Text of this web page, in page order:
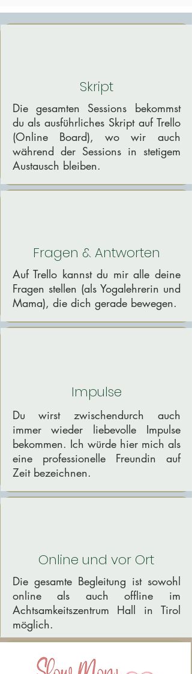
Skript
Die gesamten Sessions bekommst
du als ausführliches Skript auf Trello
(Online Board), wo wir auch
während der Sessions in stetigem
Austausch bleiben.
Fragen & Antworten
Auf Trello kannst du mir alle deine
Fragen stellen (als Yogalehrerin und
Mama), die dich gerade bewegen.
Impulse
Du wirst zwischendurch auch
immer wieder liebevolle Impulse
bekommen. Ich würde hier mich als
eine professionelle Freundin auf
Zeit bezeichnen.
Online und vor Ort
Die gesamte Begleitung ist sowohl
online als auch offline im
Achtsamkeitszentrum Hall in Tirol
möglich.